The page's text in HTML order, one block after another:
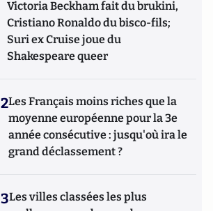
Victoria Beckham fait du brukini,
Cristiano Ronaldo du bisco-fils;
Suri ex Cruise joue du
Shakespeare queer
2Les Français moins riches que la
moyenne européenne pour la 3e
année consécutive : jusqu'où ira le
grand déclassement ?
3Les villes classées les plus